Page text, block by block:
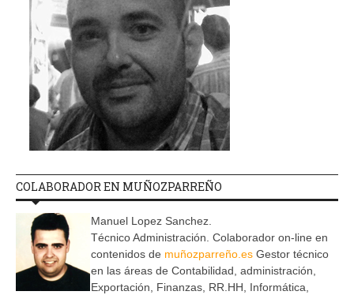
COLABORADOR EN MUÑOZPARREÑO
Manuel Lopez Sanchez.
Técnico Administración. Colaborador on-line en
contenidos de muñozparreño.es Gestor técnico
en las áreas de Contabilidad, administración,
Exportación, Finanzas, RR.HH, Informática,